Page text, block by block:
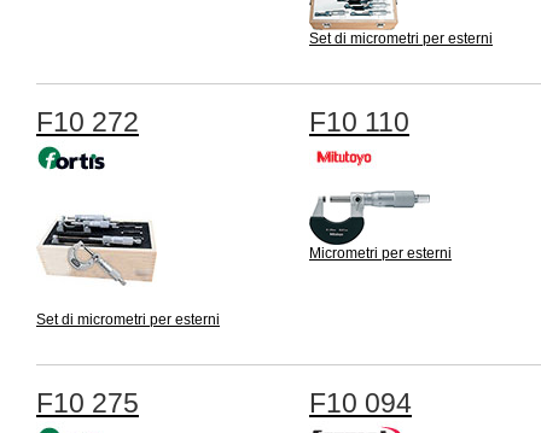
Set di micrometri per esterni
F10 272
Set di micrometri per esterni
F10 110
Micrometri per esterni
F10 275 F10 094